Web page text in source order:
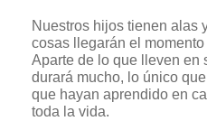
Nuestros hijos tienen alas
cosas llegarán el
Aparte de lo que lleven en
durará mucho, lo único
que hayan aprendido en
toda la vida.